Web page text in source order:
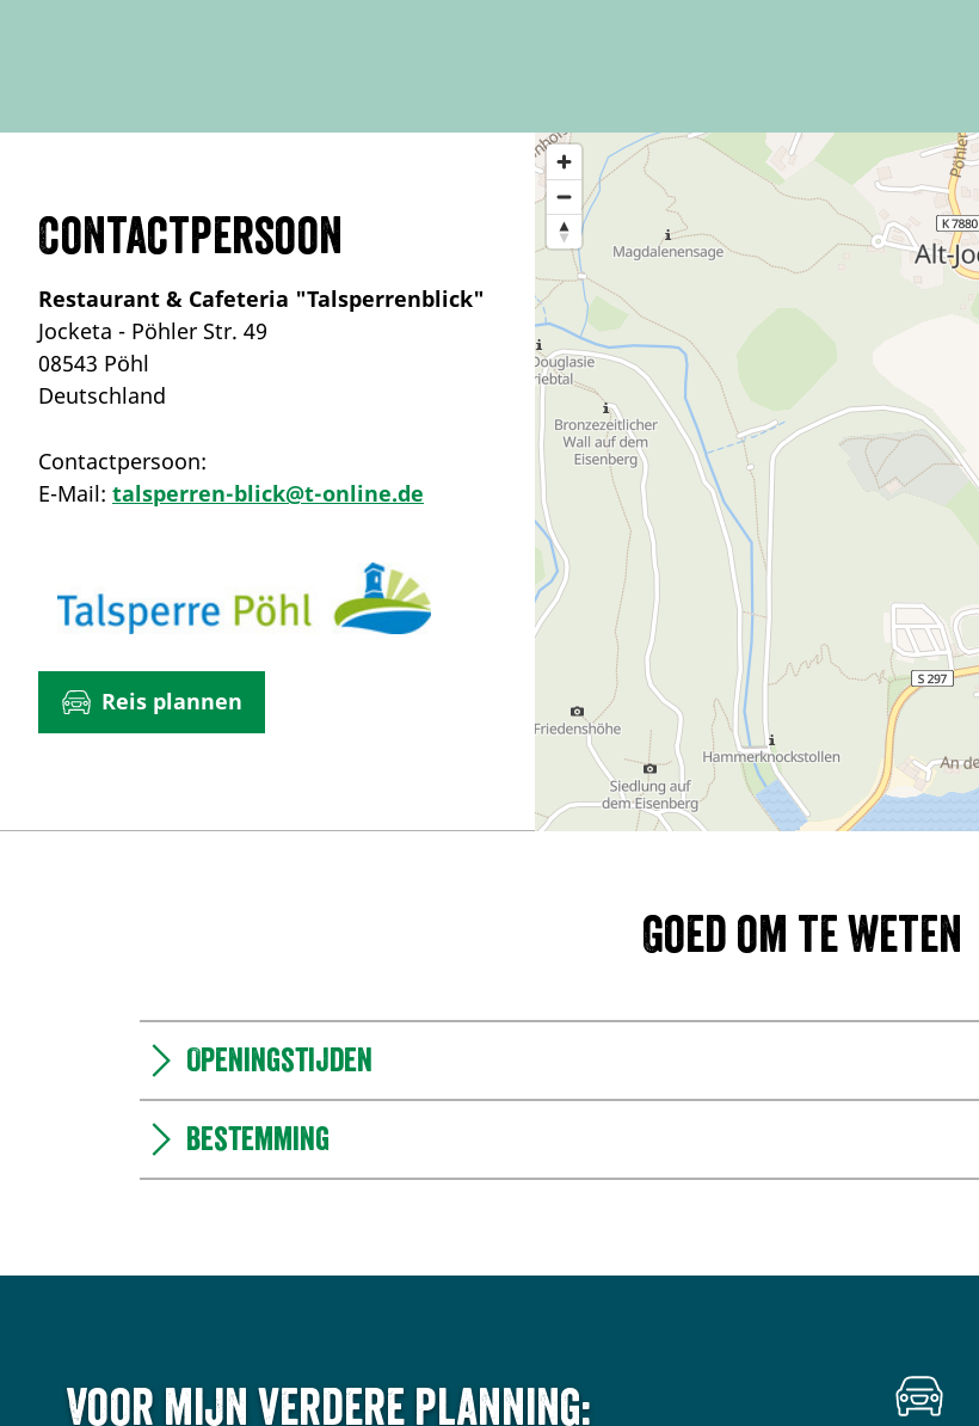
Contactpersoon
Restaurant & Cafeteria "Talsperrenblick"
Jocketa - Pöhler Str. 49
08543 Pöhl
Deutschland
Contactpersoon:
E-Mail: talsperren-blick@t-online.de
Reis plannen
Goed om te weten
Openingstijden
Bestemming
Voor mijn verdere planning: